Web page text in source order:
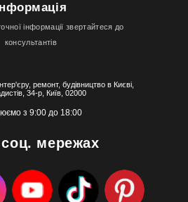
ремонт, будівництво в Києві,
34-р, Київ, 02000
з 9:00 до 18:00
мережах
Інформація
інформації звертайтеся до
консультантів